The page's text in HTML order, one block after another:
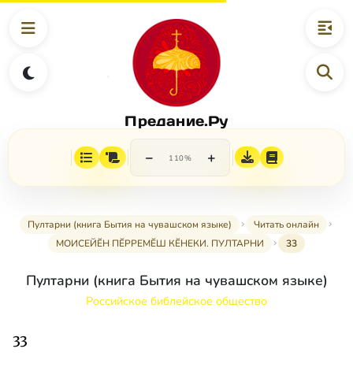
Предание.Ру
− 110% +
Пултарни (книга Бытия на чувашском языке)
Читать онлайн
МОИСЕЙӖН ПӖРРЕМӖШ КӖНЕКИ. ПУЛТАРНИ
33
Пултарни (книга Бытия на чувашском языке)
Российское библейское общество
33